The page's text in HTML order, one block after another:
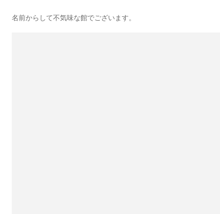
名前からして不気味な館でございます。